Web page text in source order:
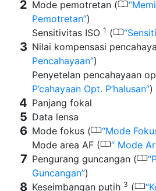
Mode pemotretan (0
Pemotretan )
Sensitivitas ISO 1 (0
Nilai kompensasi
Pencahayaan )
Penyetelan pencahayaan
P’cahayaan Opt. P’halusan )
Panjang fokal
Data lensa
Mode fokus (0 Mode
Mode area AF (0 Mode
Pengurang guncangan (0
Guncangan )
Keseimbangan putih 3 (0